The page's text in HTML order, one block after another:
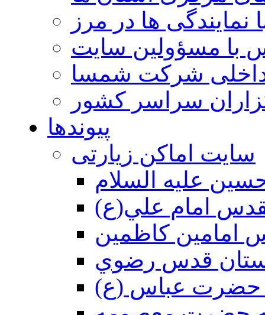
نمایندگی ها در مرز
با مسؤولین سایت
شرکت شمسا
سراسر کشور
پیوندها
سایت اماکن زیارتی
عليه السلام
امام علي(ع)
امامين كاظمين
قدس رضوي
حضرت عباس (ع)